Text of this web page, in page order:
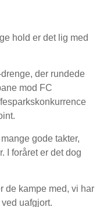
hold er det lig med
der rundede
mod FC
gode takter,
I foråret er det dog
de kampe med, vi har
uafgjort.